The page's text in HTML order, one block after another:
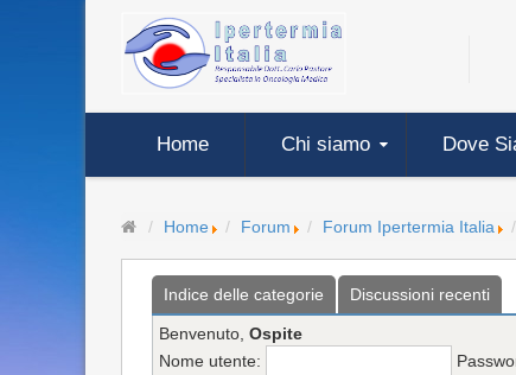
Home Chi siamo Dove
Home Forum Forum Ipertermia Italia
Indice delle categorie Discussioni recenti
Benvenuto, Ospite
Nome utente: